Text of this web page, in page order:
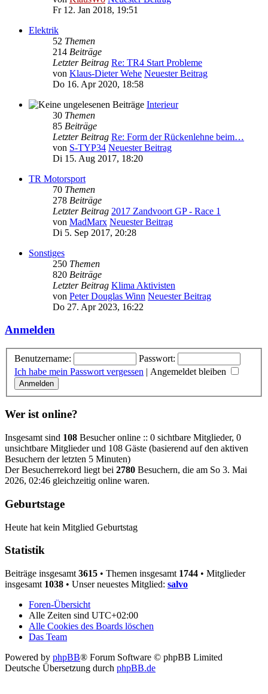
Fr 12. Jan 2018, 19:51
Elektrik
52 Themen
214 Beiträge
Letzter Beitrag Re: TR4 Start Probleme
von Klaus-Dieter Wehe Neuester Beitrag
Do 16. Apr 2020, 18:58
Interieur
30 Themen
85 Beiträge
Letzter Beitrag Re: Form der Rückenlehne beim…
von S-TYP34 Neuester Beitrag
Di 15. Aug 2017, 18:20
TR Motorsport
70 Themen
278 Beiträge
Letzter Beitrag 2017 Zandvoort GP - Race 1
von MadMarx Neuester Beitrag
Di 5. Sep 2017, 20:28
Sonstiges
250 Themen
820 Beiträge
Letzter Beitrag Klima Aktivisten
von Peter Douglas Winn Neuester Beitrag
Do 27. Apr 2023, 16:22
Anmelden
Benutzername:
Passwort:
Ich habe mein Passwort vergessen | Angemeldet bleiben
Wer ist online?
Insgesamt sind 108 Besucher online :: 0 sichtbare Mitglieder, 0
unsichtbare Mitglieder und 108 Gäste (basierend auf den aktiven
Besuchern der letzten 5 Minuten)
Der Besucherrekord liegt bei 2780 Besuchern, die am So 3. Mai
2026, 02:46 gleichzeitig online waren.
Geburtstage
Heute hat kein Mitglied Geburtstag
Statistik
Beiträge insgesamt 3615 • Themen insgesamt 1744 • Mitglieder
insgesamt 1038 • Unser neuestes Mitglied: salvo
Foren-Übersicht
Alle Zeiten sind UTC+02:00
Alle Cookies des Boards löschen
Das Team
Powered by phpBB® Forum Software © phpBB Limited
Deutsche Übersetzung durch phpBB.de